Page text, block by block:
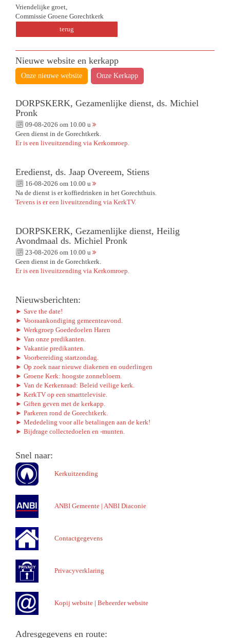
Vriendelijke groet,
Commissie Groene Gorechtkerk
terug
Nieuwe website en kerkapp
Onze nieuwe website Onze Kerkapp
DORPSKERK, Gezamenlijke dienst, ds. Michiel
Pronk
09-08-2026 om 10.00 u
Geen dienst in de Gorechtkerk.
Er is een liveuitzending via Kerkomroep.
Eredienst, ds. Jaap Overeem, Stiens
16-08-2026 om 10.00 u
Na de dienst is er koffiedrinken in het Gorechthuis.
Tevens is er een liveuitzending via KerkTV.
DORPSKERK, Gezamenlijke dienst, Heilig
Avondmaal ds. Michiel Pronk
23-08-2026 om 10.00 u
Geen dienst in de Gorechtkerk.
Er is een liveuitzending via Kerkomroep.
Nieuwsberichten:
► Save the date!
► Vooraankondiging gemeenteavond.
► Werkgroep Goededoelen Haren
► Van onze predikanten.
► Vakantie predikanten.
► Voorbereiding startzondag.
► Op zoek naar nieuwe diakenen en ouderlingen
► Groene Kerk: hoogste zonnebloem.
► Van de Kerkenraad: Beleid veilige kerk.
► KerkTV op een smarttelevisie.
► Giften geven met de kerkapp.
► Parkeren rond de Gorechtkerk.
► Mededeling voor alle betalingen aan de kerk!
► Bijdrage collectedoelen en -munten.
Snel naar:
Kerkuitzending
ANBI Gemeente | ANBI Diaconie
Contactgegevens
Privacyverklaring
Kopij website | Beheerder website
Adresgegevens en route: